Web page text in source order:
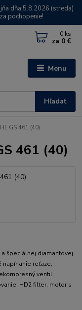
dňa 5.8.2026 (streda)
pochopenie!
Menu
Hľadať
0 ks
za 0 €
GS 461 (40)
461 (40)
a špeciálnej diamantovej
napínanie reťaze,
ventil,
HD2 filter, motor s